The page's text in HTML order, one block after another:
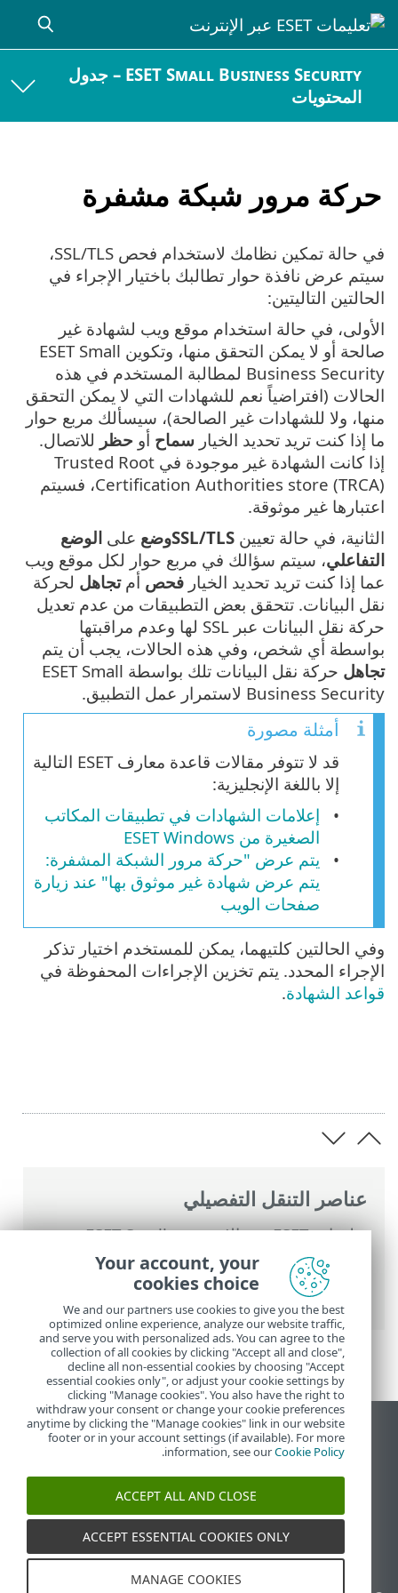
ESET Small Business Security – جدول
المحتويات
حركة مرور شبكة مشفرة
عناصر التنقل التفصيلي
تعليمات ESET عبر الإنترنت >
ESET Small
Business Security
>
التعامل مع ESET Small
Business Security
>الإعداد المتقدم
الحماية>
SSL/TLS > حركة مرور شبكة مشفرة
في حالة تمكين نظامك لاستخدام فحص SSL/TLS،
سيتم عرض نافذة حوار تطالبك باختيار الإجراء في
الحالتين التاليتين:
الأولى، في حالة استخدام موقع ويب لشهادة غير
صالحة أو لا يمكن التحقق منها، وتكوين ESET Small
Business Security لمطالبة المستخدم في هذه
الحالات (افتراضياً نعم للشهادات التي لا يمكن التحقق
منها، ولا للشهادات غير الصالحة)، سيسألك مربع حوار
ما إذا كنت تريد تحديد الخيار سماح أو حظر للاتصال.
إذا كانت الشهادة غير موجودة في Trusted Root
Certification Authorities store (TRCA)، فسيتم
اعتبارها غير موثوقة.
الثانية، في حالة تعيين SSL/TLSوضع على الوضع
التفاعلي، سيتم سؤالك في مربع حوار لكل موقع ويب
عما إذا كنت تريد تحديد الخيار فحص أمتجاهل لحركة
نقل البيانات. تتحقق بعض التطبيقات من عدم تعديل
حركة نقل البيانات عبر SSL لها وعدم مراقبتها
بواسطة أي شخص، وفي هذه الحالات، يجب أن يتم
تجاهل
حركة نقل البيانات تلك بواسطة ESET Small
Business Security لاستمرار عمل التطبيق.
أمثلة مصورة
قد لا تتوفر مقالات قاعدة معارف ESET التالية
إلا باللغة الإنجليزية:
إعلامات الشهادات في تطبيقات المكاتب
الصغيرة من ESET Windows
يتم عرض "حركة مرور الشبكة المشفرة:
يتم عرض شهادة غير موثوق بها" عند زيارة
صفحات الويب
وفي الحالتين كلتيهما، يمكن للمستخدم اختيار تذكر
الإجراء المحدد. يتم تخزين الإجراءات المحفوظة في
قواعد الشهادة.
عرض موقع سطح المكتب
End of Life
قاعدة معارف ESET
ESET Status Portal
الدعم الإقليمي
Your account, your
cookies choice
We and our partners use cookies to give you the best
optimized online experience, analyze our website traffic,
and serve you with personalized ads. You can agree to the
collection of all cookies by clicking "Accept all and close",
decline all non-essential cookies by choosing "Accept
essential cookies only", or adjust your cookie settings by
clicking "Manage cookies". You also have the right to
withdraw your consent or change your cookie preferences
anytime by clicking the "Manage cookies" link in our website
footer or in your account settings (if available). For more
information, see ourCookie Policy
.
ACCEPT ALL AND CLOSE
ACCEPT ESSENTIAL COOKIES ONLY
MANAGE COOKIES